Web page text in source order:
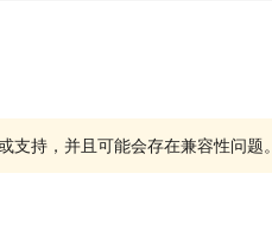
持，并且可能会存在兼容性问题。